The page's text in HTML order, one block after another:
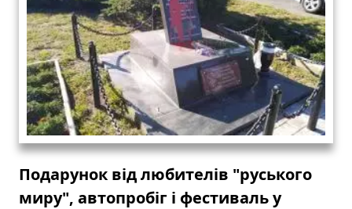
Подарунок від любителів "руського
миру", автопробіг і фестиваль у